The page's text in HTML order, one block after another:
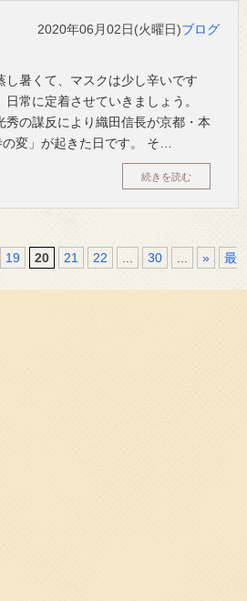
2020年06月02日(火曜日)ブログ
し暑くて、マスクは少し辛いです
日常に定着させていきましょう。
秀の謀反により織田信長が京都・本
変」が起きた日です。 そ…
続きを読む
19 20 21 22 30 »
最